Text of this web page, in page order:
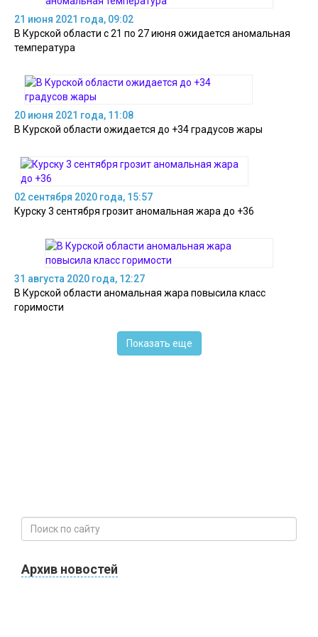
21 июня 2021 года, 09:02
В Курской области с 21 по 27 июня ожидается аномальная
температура
20 июня 2021 года, 11:08
В Курской области ожидается до +34 градусов жары
02 сентября 2020 года, 15:57
Курску 3 сентября грозит аномальная жара до +36
31 августа 2020 года, 12:27
В Курской области аномальная жара повысила класс
горимости
Показать еще
Архив новостей